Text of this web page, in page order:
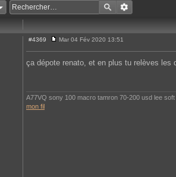
#4369
e
s
Mar 04 Fév 2020 13:51
ça dépote renato, et en plus tu relèves les
A77VQ sony 100 macro tamron 70-200 usd lee
mon fil